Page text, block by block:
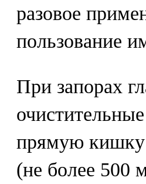
разовое
пользование
При запорах
прямую кишку
(не более 500